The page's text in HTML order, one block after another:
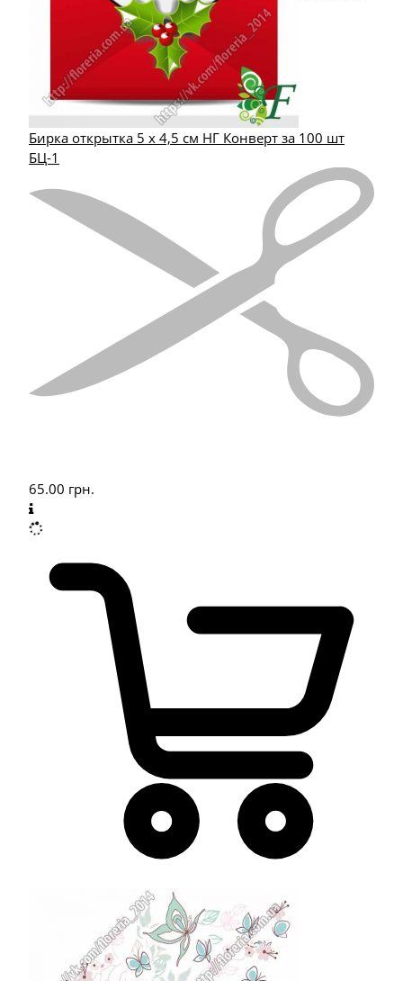
Бирка открытка 5 х 4,5 см НГ Конверт за 100 шт
БЦ-1
65.00 грн.